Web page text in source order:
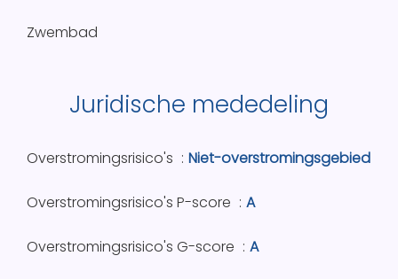
Zwembad
Juridische mededeling
Overstromingsrisico's Niet-overstromingsgebied
Overstromingsrisico's P-score A
Overstromingsrisico's G-score A